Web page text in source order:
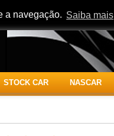
a navegação. Saiba mais
STOCK CAR NASCAR